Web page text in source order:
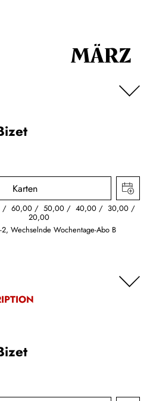
MÄRZ
Karten
60,00 50,00 40,00 30,00
20,00
2, Wechselnde Wochentage-Abo B